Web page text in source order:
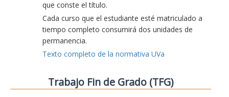
que conste el título.
Cada curso que el estudiante esté matriculado a
tiempo completo consumirá dos unidades de
permanencia.
Texto completo de la normativa UVa
Trabajo Fin de Grado (TFG)